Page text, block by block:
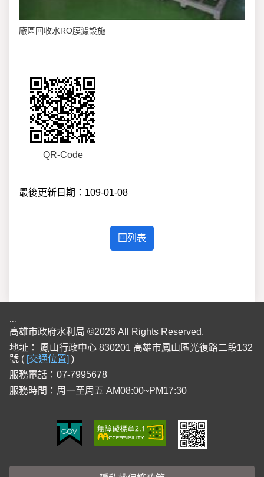
廠區回收水RO膜濾設施
QR-Code
最後更新日期：109-01-08
:::
高雄市政府水利局 ©2026 All Rights Reserved.
地址：
鳳山行政中心 830201 高雄市鳳山區光復路二段132
號 ( [交通位置] )
服務電話：07-7995678
服務時間：周一至周五 AM08:00~PM17:30